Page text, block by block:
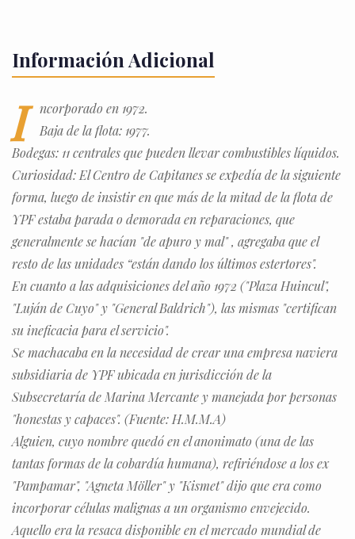
Información Adicional
I
ncorporado en 1972.
Baja de la flota: 1977.
Bodegas: 11 centrales que pueden llevar combustibles líquidos.
Curiosidad: El Centro de Capitanes se expedía de la siguiente
forma, luego de insistir en que más de la mitad de la flota de
YPF estaba parada o demorada en reparaciones, que
generalmente se hacían "de apuro y mal" , agregaba que el
resto de las unidades “están dando los últimos estertores".
En cuanto a las adquisiciones del año 1972 ("Plaza Huincul",
"Luján de Cuyo" y "General Baldrich"), las mismas "certifican
su ineficacia para el servicio".
Se machacaba en la necesidad de crear una empresa naviera
subsidiaria de YPF ubicada en jurisdicción de la
Subsecretaría de Marina Mercante y manejada por personas
"honestas y capaces". (Fuente: H.M.M.A)
Alguien, cuyo nombre quedó en el anonimato (una de las
tantas formas de la cobardía humana), refiriéndose a los ex
"Pampamar", "Agneta Möller" y "Kismet" dijo que era como
incorporar células malignas a un organismo envejecido.
Aquello era la resaca disponible en el mercado mundial de